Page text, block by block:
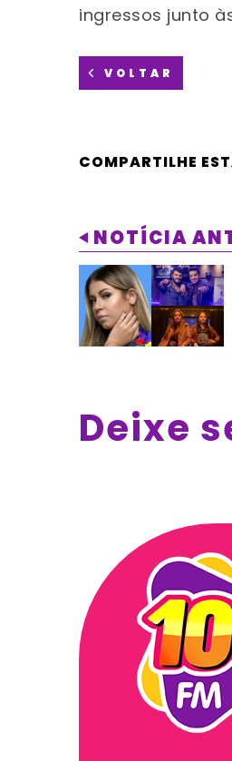
ingressos junto
VOLTAR
COMPARTILHE
NOTÍCIA
Deixe